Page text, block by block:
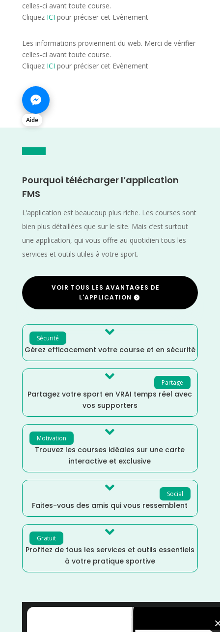
celles-ci avant toute course.
Cliquez ICI pour préciser cet Evènement
Les informations proviennent du web. Merci de vérifier
celles-ci avant toute course.
Cliquez ICI pour préciser cet Evènement
Aide
Pourquoi télécharger l’application
FMS
L’application est beaucoup plus riche. Les courses sont
bien plus détaillées que sur le site. Mais c’est surtout
une application, qui vous offre au quotidien tous les
services et outils utiles à votre sport.
VOIR TOUS LES AVANTAGES DE
L'APPLICATION
Sécurité 
Gérez efficacement votre course et en sécurité
Partage

Partagez votre sport en VRAI temps réel avec
vos supporters
Motivation 
Trouvez les courses idéales sur une carte
interactive et exclusive
Social

Faites-vous des amis qui vous ressemblent
Gratuit 
Profitez de tous les services et outils essentiels
à votre pratique sportive